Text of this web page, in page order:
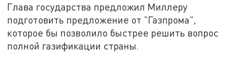
Глава государства предложил Миллеру
подготовить предложение от "Газпрома",
которое бы позволило быстрее решить вопрос
полной газификации страны.